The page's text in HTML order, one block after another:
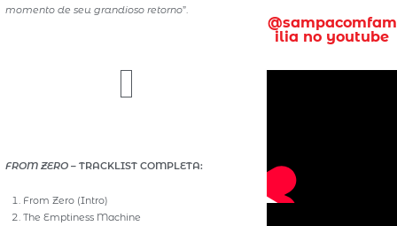
momento de seu grandioso retorno”.
FROM ZERO – TRACKLIST COMPLETA:
From Zero (Intro)
The Emptiness Machine
@sampacomfam
ilia no youtube